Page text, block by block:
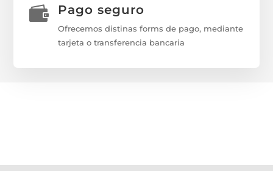
 Pago seguro
Ofrecemos distinas forms de pago, mediante
tarjeta o transferencia bancaria